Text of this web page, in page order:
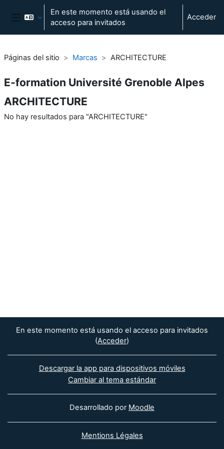
Salta al contenido principal
Panel lateral
En este momento está usando el
acceso para invitados
Acceder
Páginas del sitio Marcas ARCHITECTURE
E-formation Université Grenoble Alpes
ARCHITECTURE
No hay resultados para "ARCHITECTURE"
En este momento está usando el acceso para invitados
(Acceder)
Descargar la app para dispositivos móviles
Cambiar al tema estándar
Desarrollado por Moodle
Mentions Légales